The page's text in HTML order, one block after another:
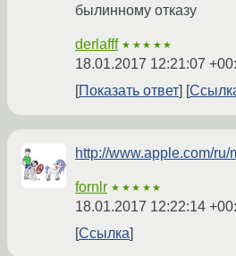
былинному отказу
derlafff ★★★★★
18.01.2017 12:21:07
Показать ответ
http://www.apple.com/ru/
fornlr ★★★★★
18.01.2017 12:22:14
Ссылка